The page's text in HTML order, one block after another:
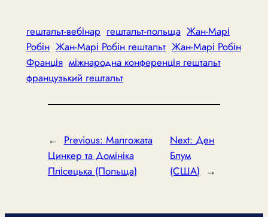
гештальт-вебінар гештальт-польща Жан-Марі
Робін Жан-Марі Робін гештальт Жан-Марі Робін
Франція міжнародна конференція гештальт
французький гештальт
← Previous: Малгожата
Цинкер та Домініка
Плісецька (Польща)
Next:Ден
Блум
(США) →